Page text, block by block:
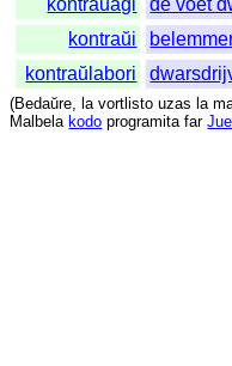
kontraŭagi
de voet
kontraŭi
kontraŭlabori
(Bedaŭre, la vortlisto uzas la
Malbela kodo programita far